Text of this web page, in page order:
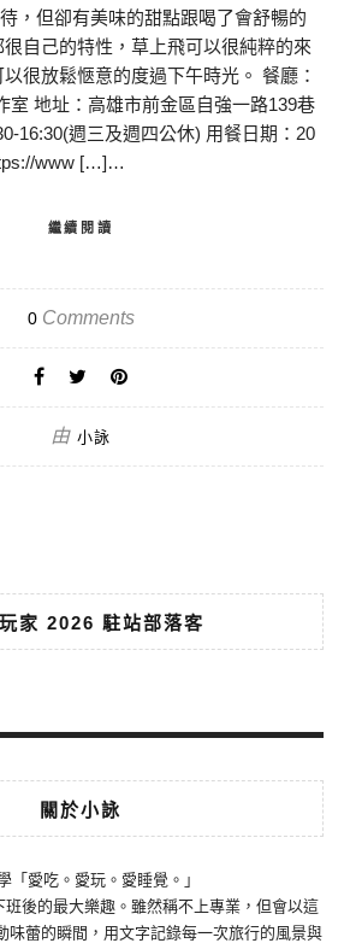
，但卻有美味的甜點跟喝了會舒暢的
自己的特性，草上飛可以很純粹的來
很放鬆愜意的度過下午時光。 餐廳：
室 地址：高雄市前金區自強一路139巷
16:30(週三及週四公休) 用餐日期：20
www […]…
繼續閱讀
0Comments
由 小詠
家 2026 駐站部落客
關於小詠
愛吃。愛玩。愛睡覺。」
後的最大樂趣。雖然稱不上專業，但會以這
味蕾的瞬間，用文字記錄每一次旅行的風景與